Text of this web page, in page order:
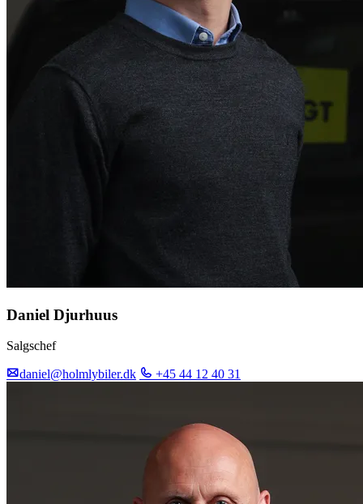
Daniel Djurhuus
Salgschef
daniel@holmlybiler.dk +45 44 12 40 31